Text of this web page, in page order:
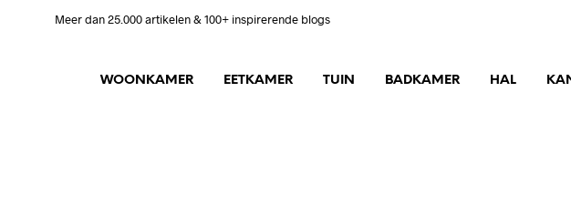
Meer dan 25.000 artikelen & 100+ inspirerende blogs
WOONKAMER EETKAMER TUIN BADKAMER HAL